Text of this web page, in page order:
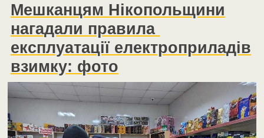
Мешканцям Нікопольщини
нагадали правила
експлуатації електроприладів
взимку: фото